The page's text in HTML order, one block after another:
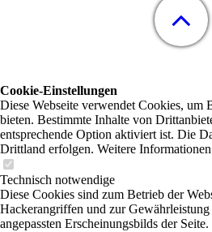
Cookie-Einstellungen
Diese Webseite verwendet Cookies, um
bieten. Bestimmte Inhalte von
entsprechende Option aktiviert ist. Die
Drittland erfolgen. Weitere
Technisch notwendige
Diese Cookies sind zum Betrieb der
Hackerangriffen und zur
angepassten Erscheinungsbilds der Seite.